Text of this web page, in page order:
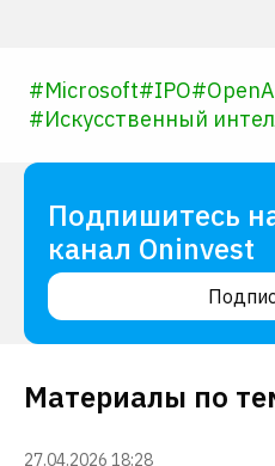
#Microsoft#IPO#
#Искусственный
Подпишитесь
канал Oninvest
Материалы по
27.04.2026 18:28